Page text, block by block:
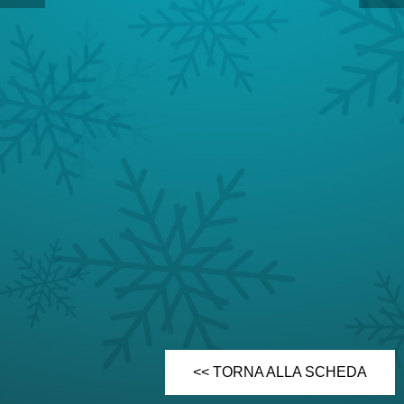
<< TORNA ALLA SCHEDA